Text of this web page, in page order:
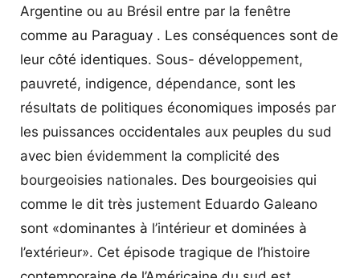
Argentine ou au Brésil entre par la fenêtre
comme au Paraguay . Les conséquences sont de
leur côté identiques. Sous- développement,
pauvreté, indigence, dépendance, sont les
résultats de politiques économiques imposés par
les puissances occidentales aux peuples du sud
avec bien évidemment la complicité des
bourgeoisies nationales. Des bourgeoisies qui
comme le dit très justement Eduardo Galeano
sont «dominantes à l’intérieur et dominées à
l’extérieur». Cet épisode tragique de l’histoire